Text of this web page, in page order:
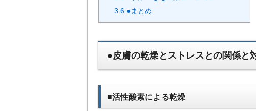
3.6 ●まとめ
●皮膚の乾燥とストレスとの関係と
■活性酸素による乾燥